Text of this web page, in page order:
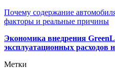
Почему содержание
факторы и реальные причины
Экономика внедрения
эксплуатационных расходов
Метки